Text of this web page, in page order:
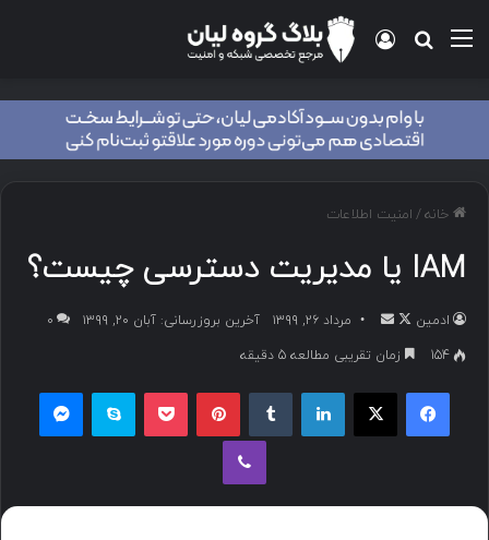
خانه/ امنیت اطلاعات
IAM یا مدیریت دسترسی چیست؟
ادمین مرداد ۲۶, ۱۳۹۹ آخرین بروزرسانی: آبان ۲۰, ۱۳۹۹
۰
154
زمان تقریبی مطالعه 5 دقیقه